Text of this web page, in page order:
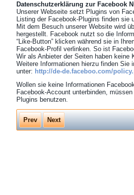
Datenschutzerklärung zur Facebook
Unserer Webseite setzt Plugins von
Listing der Facebook-Plugins finden
Mit dem Besuch unserer Website wird
hergestellt. Facebook nutzt so die
“Like-Button” klicken während sie in
Facebook-Profil verlinken. So ist
Wir als Anbieter der Seiten haben keine
Weitere Informationen hierzu finden Sie
unter: http://de-de.faceboo.com/
Wollen sie keine Informationen
Facebook-Account unterbinden,
Plugins benutzen.
Prev Next